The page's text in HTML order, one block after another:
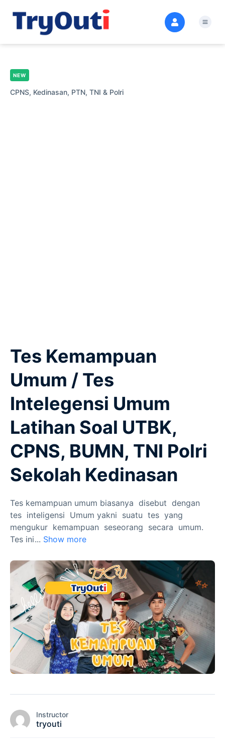
CPNS, Kedinasan, PTN, TNI & Polri
NEW
Tes Kemampuan
Umum / Tes
Intelegensi Umum
Latihan Soal UTBK,
CPNS, BUMN, TNI Polri
Sekolah Kedinasan
Tes kemampuan umum biasanya disebut dengan
tes inteligensi Umum yakni suatu tes yang
mengukur kemampuan seseorang secara umum.
Tes ini... Show more
Instructor
tryouti